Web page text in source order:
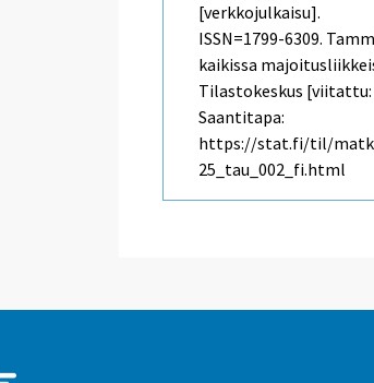
[verkkojulkaisu].
ISSN=1799-6309.
kaikissa
Tilastokeskus [viitattu:
Saantitapa:
https://stat.fi/til/matk/
25_tau_002_fi.html